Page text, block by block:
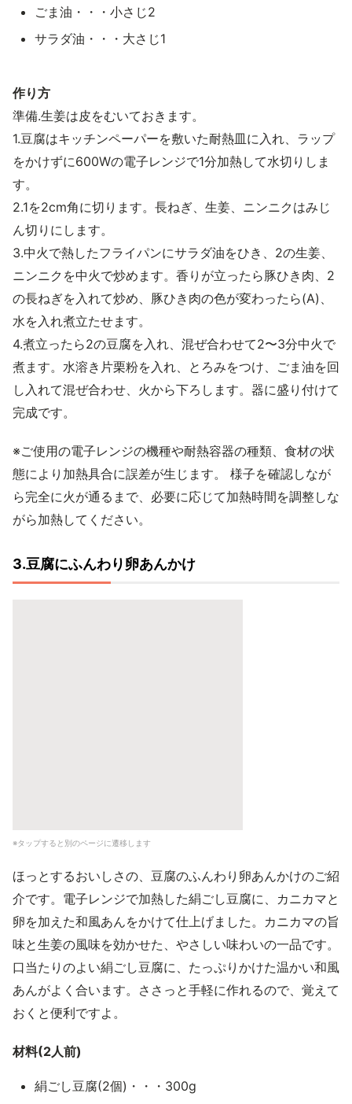
ごま油・・・小さじ2
サラダ油・・・大さじ1
作り方
準備.生姜は皮をむいておきます。
1.豆腐はキッチンペーパーを敷いた耐熱皿に入れ、ラップ
をかけずに600Wの電子レンジで1分加熱して水切りしま
す。
2.1を2cm角に切ります。長ねぎ、生姜、ニンニクはみじ
ん切りにします。
3.中火で熱したフライパンにサラダ油をひき、2の生姜、
ニンニクを中火で炒めます。香りが立ったら豚ひき肉、2
の長ねぎを入れて炒め、豚ひき肉の色が変わったら(A)、
水を入れ煮立たせます。
4.煮立ったら2の豆腐を入れ、混ぜ合わせて2〜3分中火で
煮ます。水溶き片栗粉を入れ、とろみをつけ、ごま油を回
し入れて混ぜ合わせ、火から下ろします。器に盛り付けて
完成です。
※ご使用の電子レンジの機種や耐熱容器の種類、食材の状
態により加熱具合に誤差が生じます。 様子を確認しなが
ら完全に火が通るまで、必要に応じて加熱時間を調整しな
がら加熱してください。
3.豆腐にふんわり卵あんかけ
※タップすると別のページに遷移します
ほっとするおいしさの、豆腐のふんわり卵あんかけのご紹
介です。電子レンジで加熱した絹ごし豆腐に、カニカマと
卵を加えた和風あんをかけて仕上げました。カニカマの旨
味と生姜の風味を効かせた、やさしい味わいの一品です。
口当たりのよい絹ごし豆腐に、たっぷりかけた温かい和風
あんがよく合います。ささっと手軽に作れるので、覚えて
おくと便利ですよ。
材料(2人前)
絹ごし豆腐(2個)・・・300g